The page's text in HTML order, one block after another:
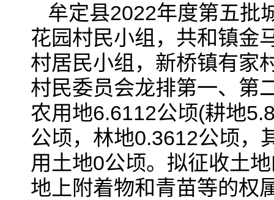
牟定县2022年度第五批
花园村民小组，共和镇金
村居民小组，新桥镇有家
村民委员会龙排第一、第
农用地6.6112公顷(耕地
公顷，林地0.3612公顷，
用土地0公顷。拟征收土
地上附着物和青苗等的权